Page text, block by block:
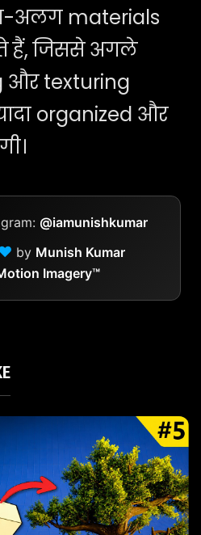
materials
हैं, जिससे अगले
और texturing
organized और
@iamunishkumar
by Munish Kumar
Imagery™